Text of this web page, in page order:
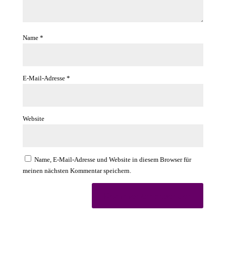
Name *
E-Mail-Adresse *
Website
Name, E-Mail-Adresse und Website in diesem Browser für
meinen nächsten Kommentar speichern.